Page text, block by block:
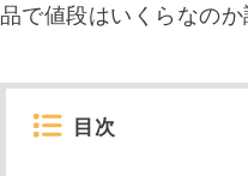
品で値段はいくらなのか
目次